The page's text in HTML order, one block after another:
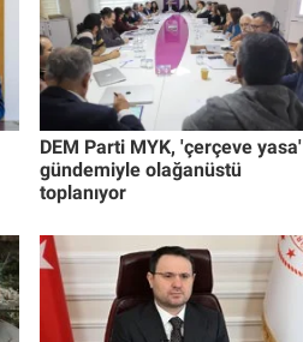
DEM Parti MYK, 'çerçeve yasa'
gündemiyle olağanüstü
toplanıyor